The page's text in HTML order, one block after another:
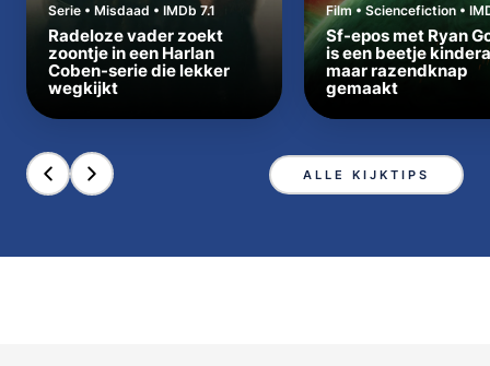
Serie • Misdaad • IMDb 7.1
Radeloze vader zoekt
zoontje in een Harlan
Coben-serie die lekker
wegkijkt
Film • Sciencefiction •
Sf-epos met Ryan
is een beetje
maar razendknap
gemaakt
ALLE KIJKTIPS